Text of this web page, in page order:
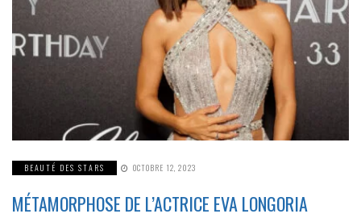
BEAUTÉ DES STARS OCTOBRE 12, 2023
MÉTAMORPHOSE DE L’ACTRICE EVA LONGORIA